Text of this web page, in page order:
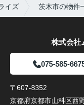
イズ 茨木市の物件
株式会社
075-585-
〒607-8352
京都府京都市山科区西